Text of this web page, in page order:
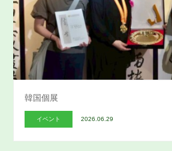
韓国個展
イベント 2026.06.29